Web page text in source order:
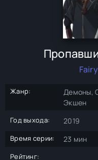
Жанр:
Демоны,
Экшен
Год выхода: 2019
Время серии: 23 мин
Рейтинг: